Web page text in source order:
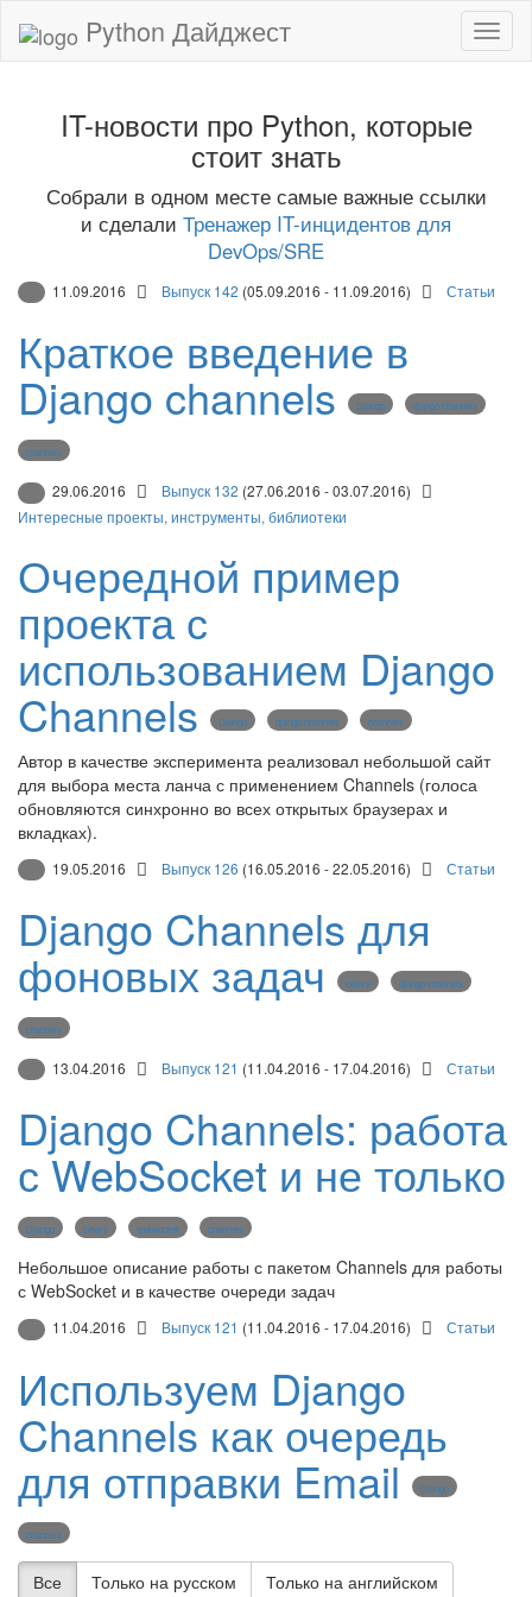
Python Дайджест
IT-новости про Python, которые
стоит знать
Собрали в одном месте самые важные ссылки
и сделали Тренажер IT-инцидентов для
DevOps/SRE
11.09.2016 Выпуск 142 (05.09.2016 - 11.09.2016) Статьи
Краткое введение в
Django channels Django django channels
channels
29.06.2016 Выпуск 132 (27.06.2016 - 03.07.2016)
Интересные проекты, инструменты, библиотеки
Очередной пример
проекта с
использованием Django
Channels Django django channels channels
Автор в качестве эксперимента реализовал небольшой сайт
для выбора места ланча с применением Channels (голоса
обновляются синхронно во всех открытых браузерах и
вкладках).
19.05.2016 Выпуск 126 (16.05.2016 - 22.05.2016) Статьи
Django Channels для
фоновых задач celery django channels
channels
13.04.2016 Выпуск 121 (11.04.2016 - 17.04.2016) Статьи
Django Channels: работа
с WebSocket и не только
Django celery websocket channels
Небольшое описание работы с пакетом Channels для работы
с WebSocket и в качестве очереди задач
11.04.2016 Выпуск 121 (11.04.2016 - 17.04.2016) Статьи
Используем Django
Channels как очередь
для отправки Email Django
channels
Все Только на русском Только на английском